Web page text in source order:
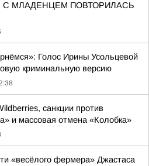
С МЛАДЕНЦЕМ ПОВТОРИЛАСЬ
Голос Ирины Усольцевой
криминальную версию
санкции против
и массовая отмена «Колобка»
«весёлого фермера» Джастаса